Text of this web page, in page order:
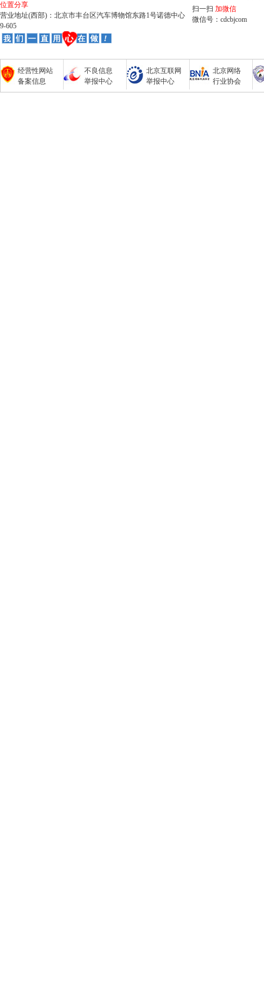
位置分享
营业地址(西部)：北京市丰台区汽车博物馆东路1号诺德中心
9-605
扫一扫 加微信
微信号：cdcbjcom
经营性网站
备案信息
不良信息
举报中心
北京互联网
举报中心
北京网络
行业协会